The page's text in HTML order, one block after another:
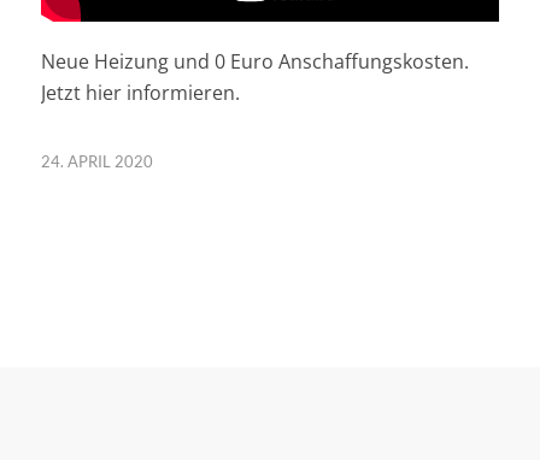
Neue Heizung und 0 Euro Anschaffungskosten.
Jetzt hier informieren.
24. APRIL 2020